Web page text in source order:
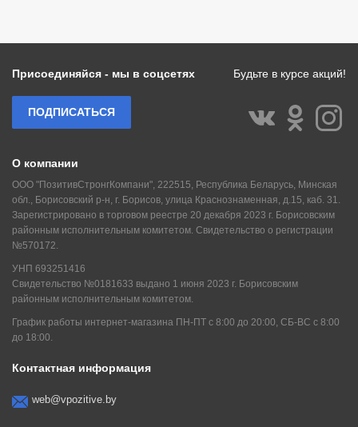
Контактная информация
web@vpozitive.by
О компании
ООО "ПозитивСтронгКомпани", 222515, Республика Беларусь, Минская
обл., Борисовский р-н, г. Борисов, улица Краснознаменная, д.15, каб. 31.
Зарегистрировано в торговом реестре 20 декабря 2023 г. Борисовским
районным исполнительным комитетом. Свидетельство о регистрации
№570172.
УНП 693251416
Свидетельство №0181633 выдано 1 июня 2023 г. Борисовским
районным исполнительным комитетом.
График работы интернет-магазина ПН-ПТ с 8:00 до 20:00, СБ-ВС с 8:00
до 18:00.
Присоединяйся - мы в соцсетях Будьте в курсе акций!
ПОДПИСАТЬСЯ